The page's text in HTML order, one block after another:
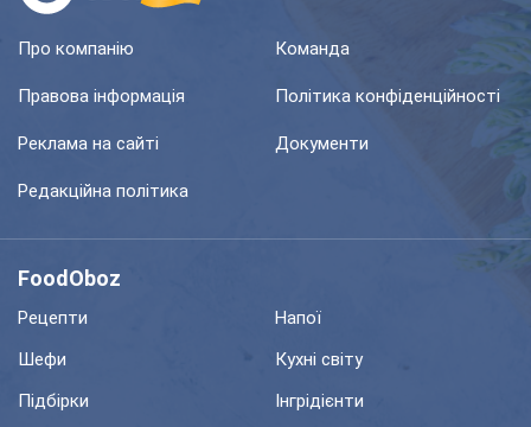
Про компанію Команда
Правова інформація Політика конфіденційності
Реклама на сайті Документи
Редакційна політика
FoodOboz
Рецепти
Напої
Шефи
Кухні світу
Підбірки
Інгрідієнти